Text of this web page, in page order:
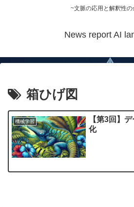
~文脈の応用と解釈性の
News report AI
箱ひげ図
機械学習
【第3回】
化